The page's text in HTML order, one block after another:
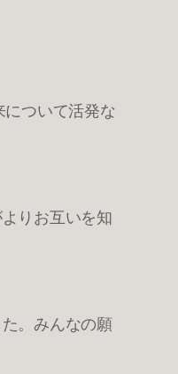
ついて活発な
りお互いを知
。みんなの願